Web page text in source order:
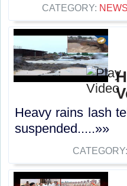
CATEGORY: NEWS
Heavy rains lash
suspended.....»»
CATEGORY: